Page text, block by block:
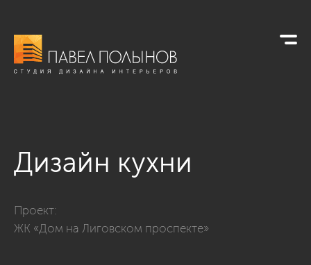
Дизайн кухни
Проект:
ЖК «Дом на Лиговском проспекте»